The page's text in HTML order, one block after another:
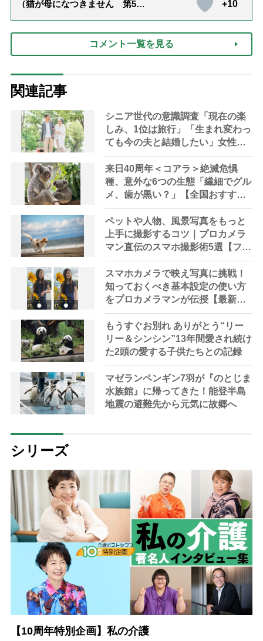
（猫が母になつきません 第500
+10
コメント一覧を見る
関連記事
シニア世代の意識調査「現在の楽
しみ、1位は旅行」「生まれ変わっ
ても今の夫と結婚したい」女性
60％、男性71％と男女差も
来日40周年＜コアラ＞絶滅危惧
種、意外な6つの生態「繊細でグル
メ、歯が黒い？」【全国おすすめ
スポット7選】
ペットや人物、風景写真をもっと
上手に撮影するコツ｜プロカメラ
マン直伝のスマホ撮影術5選【フリ
マアプリ用アイテムの撮り方つ
き】
スマホカメラで映え写真に挑戦！
知っておくべき基本設定の使い方
をプロカメラマンが伝授【最新ア
プリ紹介つき】
もうすぐお別れ ありがとう“リー
リー＆シンシン”13年間愛され続け
た2頭の愛する子供たちとの記録
マゼランペンギン7羽が『のとじま
水族館』に帰ってきた！能登半島
地震の避難先から元気に故郷へ
シリーズ
【10周年特別企画】私の介護